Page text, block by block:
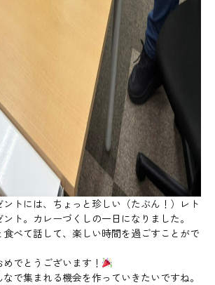
トには、ちょっと珍しい（たぶん！）レト
ト。カレーづくしの一日になりました。
べて話して、楽しい時間を過ごすことがで
でとうございます！
で集まれる機会を作っていきたいですね。